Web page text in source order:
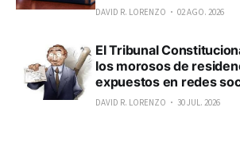
DAVID R. LORENZO 02 AGO. 2026
El Tribunal
los morosos de
expuestos en redes
DAVID R. LORENZO 30 JUL. 2026